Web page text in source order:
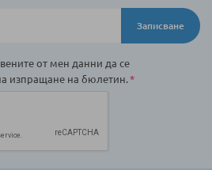
Записване
от мен данни да се
изпращане на бюлетин.